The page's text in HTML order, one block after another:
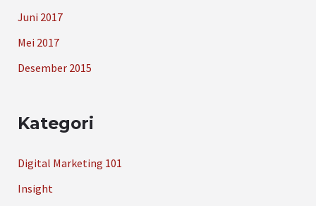
Juni 2017
Mei 2017
Desember 2015
Kategori
Digital Marketing 101
Insight